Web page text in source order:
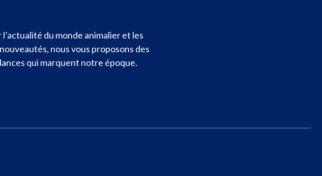
du monde animalier et les
nous vous proposons des
qui marquent notre époque.